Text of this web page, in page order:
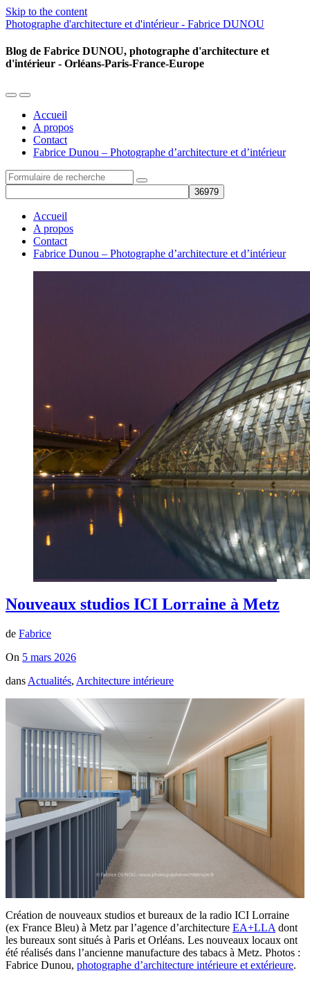
Skip to the content
Photographe d'architecture et d'intérieur - Fabrice DUNOU
Blog de Fabrice DUNOU, photographe d'architecture et
d'intérieur - Orléans-Paris-France-Europe
Toggle
mobile
menu
Toggle
the
search
field
Accueil
A propos
Contact
Fabrice Dunou – Photographe d’architecture et d’intérieur
Search
Accueil
A propos
Contact
Fabrice Dunou – Photographe d’architecture et d’intérieur
Nouveaux studios ICI Lorraine à Metz
de Fabrice
On 5 mars 2026
dans Actualités, Architecture intérieure
Création de nouveaux studios et bureaux de la radio ICI Lorraine
(ex France Bleu) à Metz par l’agence d’architecture EA+LLA dont
les bureaux sont situés à Paris et Orléans. Les nouveaux locaux ont
été réalisés dans l’ancienne manufacture des tabacs à Metz. Photos :
Fabrice Dunou, photographe d’architecture intérieure et extérieure.